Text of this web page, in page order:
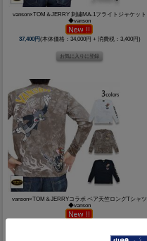
vanson×TOM＆JERRY 刺繍MA-1フライトジャケット
◆vanson
37,400円(本体価格：34,000円 + 消費税：3,400円)
vanson×TOM＆JERRYコラボ ベア天竺ロングTシャツ
◆vanson